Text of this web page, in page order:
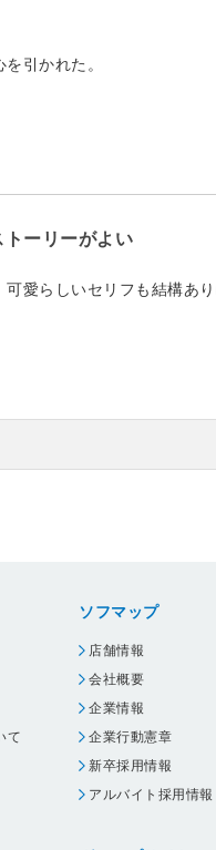
引かれた。
ーリーがよい
愛らしいセリフも結構あり
て
ソフマップ
店舗情報
会社概要
企業情報
企業行動憲章
新卒採用情報
アルバイト採用情報